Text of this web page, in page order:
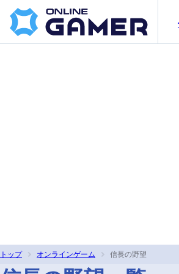
トップ オンラインゲーム 信長の野望